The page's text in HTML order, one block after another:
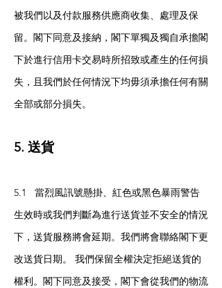
被我們以及付款服務供應商收集、處理及保
留。閣下同意及接納，閣下單獨及獨自承擔閣
下於進行信用卡交易時所招致或產生的任何損
失，且我們於任何情況下均毋須承擔任何有關
全部或部分損失。
5. 送貨
5.1 當烈風訊號懸掛、紅色或黑色暴雨警告
生效時或我們判斷為進行送貨並不安全的情況
下，送貨服務將會延期。我們將會聯絡閣下更
改送貨日期。 我們保留全權決定拒絕送貨的
權利。閣下同意及接受，閣下會從我們的物流